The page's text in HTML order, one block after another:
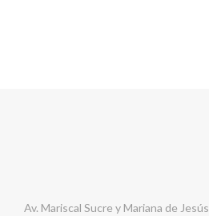
Av. Mariscal Sucre y Mariana de Jesús